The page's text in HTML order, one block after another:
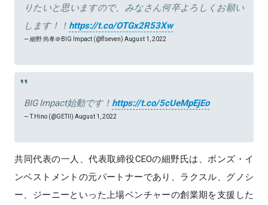
りたいと思いますので、みなさん何卒よろしくお願い
します！！https://t.co/OTGx2R53Xw
— 細野 尚孝＠BIG Impact (@flseven) August 1, 2022
BIG Impact始動です！https://t.co/5cUeMpEjEo
— T.Hino (@GETII) August 1, 2022
共同代表の一人、代表取締役CEOの細野氏は、ボンズ・イ
ンベストメントの元パートナーであり、ラクスル、グノシ
ー、ジーニーといった上場ベンチャーの創業期を支援した